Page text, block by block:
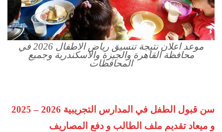
موعد اعلان نتيجة تنسيق رياض الاطفال 2026 في
محافظة القاهرة والجيزة والاسكندرية وجميع
المحافظات
سن قبول الطفل في المدارس التجريبية 2026 – 2025
و ميعاد تقديم ملف الطالب و دفع المصاريف